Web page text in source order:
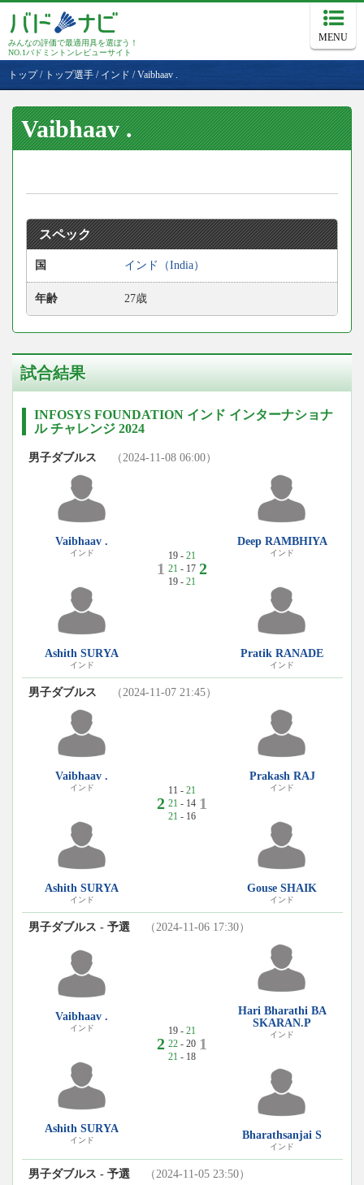
みんなの評価で最適用具を選ぼう！
NO.1バドミントンレビューサイト
MENU
トップ/ トップ選手 / インド /Vaibhaav .
Vaibhaav .
スペック
国 インド（India）
年齢 27歳
試合結果
INFOSYS FOUNDATION インド インターナショナ
ル チャレンジ 2024
男子ダブルス （2024-11-08 06:00）
Vaibhaav .
インド
Ashith SURYA
インド
1
19 - 21
21 - 17
19 - 21
2
Deep RAMBHIYA
インド
Pratik RANADE
インド
男子ダブルス （2024-11-07 21:45）
Vaibhaav .
インド
Ashith SURYA
インド
2
11 - 21
21 - 14
21 - 16
1
Prakash RAJ
インド
Gouse SHAIK
インド
男子ダブルス - 予選 （2024-11-06 17:30）
Vaibhaav .
インド
Ashith SURYA
インド
2
19 - 21
22- 20
21 - 18
1
Hari Bharathi BA
SKARAN.P
インド
Bharathsanjai S
インド
男子ダブルス - 予選 （2024-11-05 23:50）